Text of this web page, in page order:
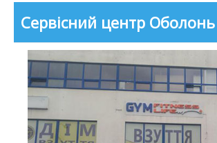
Сервісний центр Оболонь